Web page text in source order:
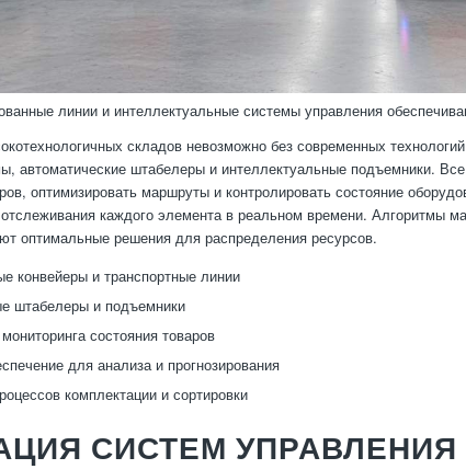
линии и интеллектуальные системы управления
складов невозможно без современных
автоматические штабелеры и интеллектуальные подъемники.
оптимизировать маршруты и контролировать состояние
каждого элемента в реальном времени. Алгоритмы
оптимальные решения для распределения ресурсов.
конвейеры и транспортные линии
штабелеры и подъемники
состояния товаров
для анализа и прогнозирования
комплектации и сортировки
СИСТЕМ УПРАВЛЕНИЯ